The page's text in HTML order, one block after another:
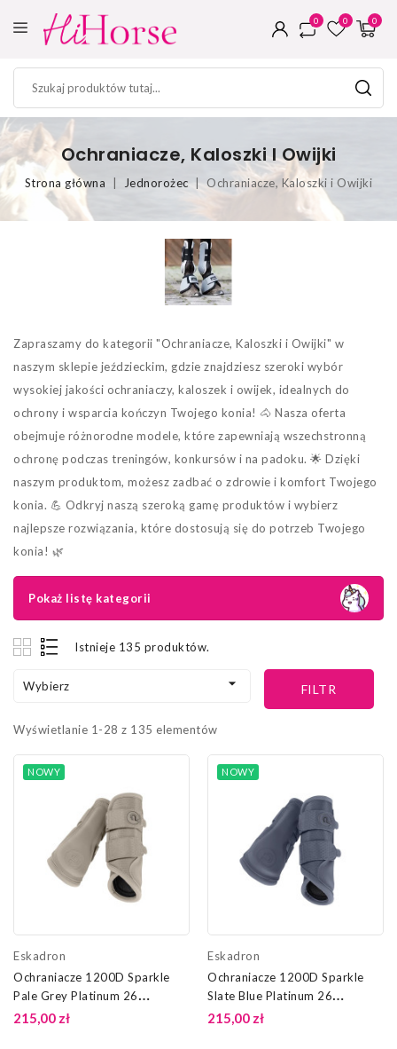
0
0
0
Ochraniacze, Kaloszki I Owijki
Strona główna Jednorożec Ochraniacze, Kaloszki i Owijki
Zapraszamy do kategorii "Ochraniacze, Kaloszki i Owijki" w
naszym sklepie jeździeckim, gdzie znajdziesz szeroki wybór
wysokiej jakości ochraniaczy, kaloszek i owijek, idealnych do
ochrony i wsparcia kończyn Twojego konia! 🐴 Nasza oferta
obejmuje różnorodne modele, które zapewniają wszechstronną
ochronę podczas treningów, konkursów i na padoku. 🌟 Dzięki
naszym produktom, możesz zadbać o zdrowie i komfort Twojego
konia. 💪 Odkryj naszą szeroką gamę produktów i wybierz
najlepsze rozwiązania, które dostosują się do potrzeb Twojego
konia! 🌿
Pokaż listę kategorii
Istnieje 135 produktów.
Wybierz  FILTR
Wyświetlanie 1-28 z 135 elementów
NOWY
Eskadron
Ochraniacze 1200D Sparkle
Pale Grey Platinum 26
Eskadron
215,00 zł
NOWY
Eskadron
Ochraniacze 1200D Sparkle
Slate Blue Platinum 26
Eskadron
215,00 zł